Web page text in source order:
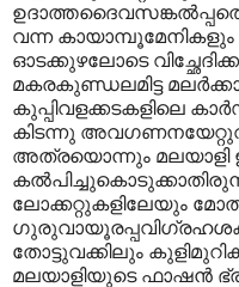
വന്ന
ഓടക്കുഴലോടെ
മകരകുണ്ഡലമിട്ട
കുപ്പിവളക്കടകളിലെ
കിടന്നു
അത്രയൊന്നും
ലോക്കറ്റുകളിലേയും
തോട്ടുവക്കിലും
മലയാളിയുടെ ഫാഷന്‍